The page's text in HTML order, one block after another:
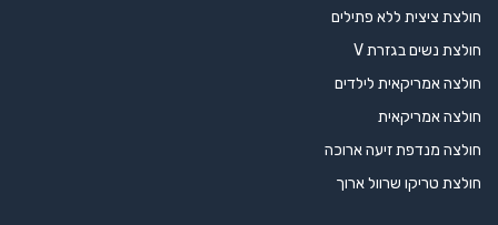
חולצת ציצית ללא פתילים
חולצת נשים בגזרת V
חולצה אמריקאית לילדים
חולצה אמריקאית
חולצה מנדפת זיעה ארוכה
חולצת טריקו שרוול ארוך